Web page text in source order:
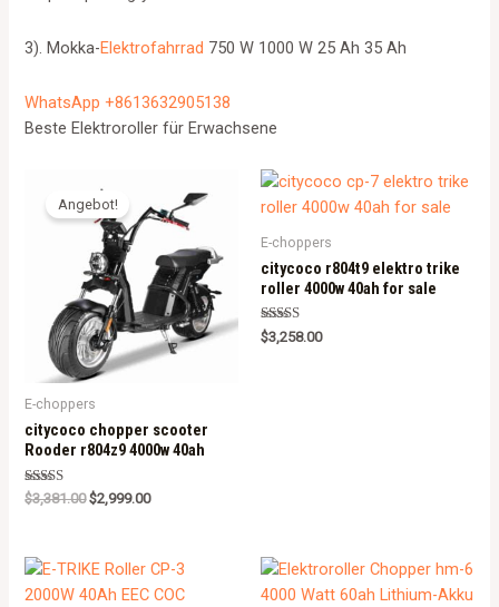
3). Mokka-Elektrofahrrad 750 W 1000 W 25 Ah 35 Ah
WhatsApp +8613632905138
Beste Elektroroller für Erwachsene
Angebot!
E-choppers
citycoco chopper scooter
Rooder r804z9 4000w 40ah
Rated
5.00
$3,381.00 $2,999.00
E-choppers
citycoco r804t9 elektro trike
roller 4000w 40ah for sale
Rated
5.00
$3,258.00